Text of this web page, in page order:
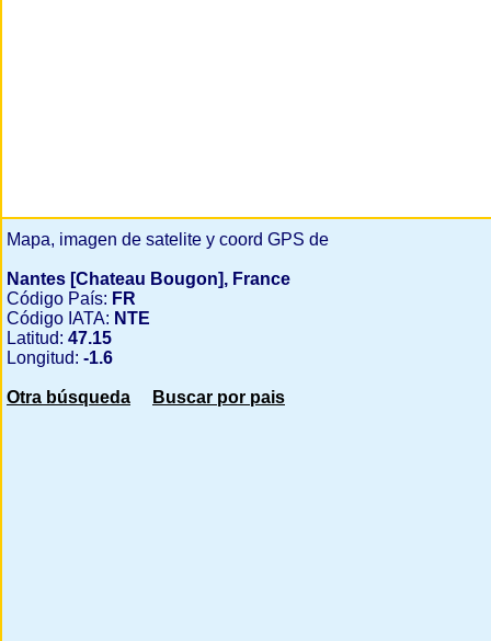
Mapa, imagen de satelite y coord GPS de
Nantes [Chateau Bougon], France
Código País: FR
Código IATA: NTE
Latitud: 47.15
Longitud: -1.6
Otra búsqueda Buscar por pais